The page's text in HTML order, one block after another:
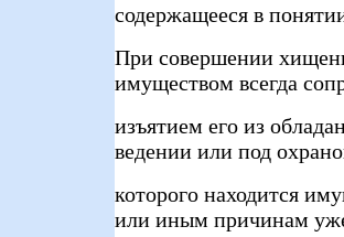
содержащееся в
При совершении
имуществом всегда
изъятием его из
ведении или под
которого находится
или иным причинам